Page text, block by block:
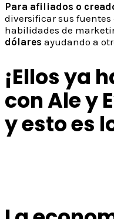
Para afiliados o
diversificar sus fuentes
habilidades de
dólares ayudando a
¡Ellos ya
con Ale y
y esto es